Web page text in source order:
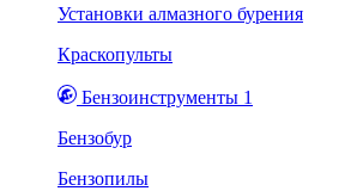
Установки алмазного бурения
Краскопульты
Бензоинструменты 1
Бензобур
Бензопилы